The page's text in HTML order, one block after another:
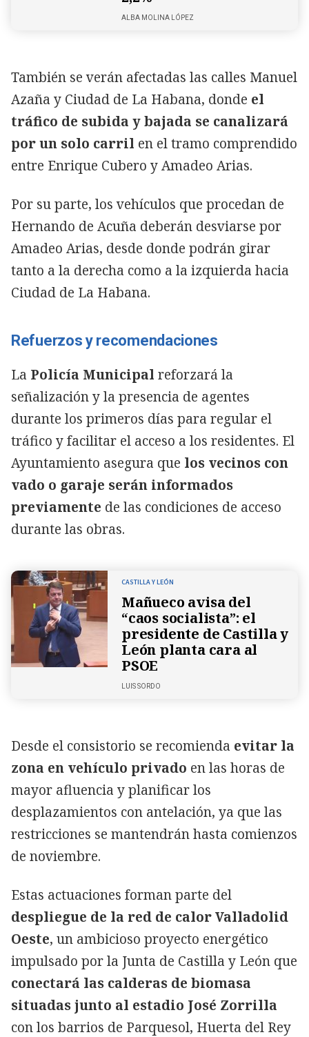
ALBA MOLINA LÓPEZ
También se verán afectadas las calles Manuel
Azaña y Ciudad de La Habana, donde el
tráfico de subida y bajada se canalizará
por un solo carril en el tramo comprendido
entre Enrique Cubero y Amadeo Arias.
Por su parte, los vehículos que procedan de
Hernando de Acuña deberán desviarse por
Amadeo Arias, desde donde podrán girar
tanto a la derecha como a la izquierda hacia
Ciudad de La Habana.
Refuerzos y recomendaciones
La Policía Municipal reforzará la
señalización y la presencia de agentes
durante los primeros días para regular el
tráfico y facilitar el acceso a los residentes. El
Ayuntamiento asegura que los vecinos con
vado o garaje serán informados
previamente de las condiciones de acceso
durante las obras.
CASTILLA Y LEÓN
Mañueco avisa del
“caos socialista”: el
presidente de Castilla y
León planta cara al
PSOE
LUIS SORDO
Desde el consistorio se recomienda evitar la
zona en vehículo privado en las horas de
mayor afluencia y planificar los
desplazamientos con antelación, ya que las
restricciones se mantendrán hasta comienzos
de noviembre.
Estas actuaciones forman parte del
despliegue de la red de calor Valladolid
Oeste, un ambicioso proyecto energético
impulsado por la Junta de Castilla y León que
conectará las calderas de biomasa
situadas junto al estadio José Zorrilla
con los barrios de Parquesol, Huerta del Rey